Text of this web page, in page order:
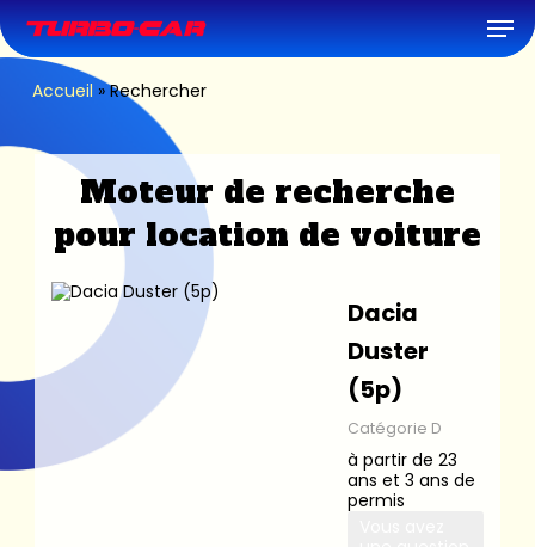
to
main
content
Accueil »Rechercher
Moteur de recherche
pour location de voiture
Dacia
Duster
(5p)
Catégorie D
à partir de 23
ans et 3 ans de
permis